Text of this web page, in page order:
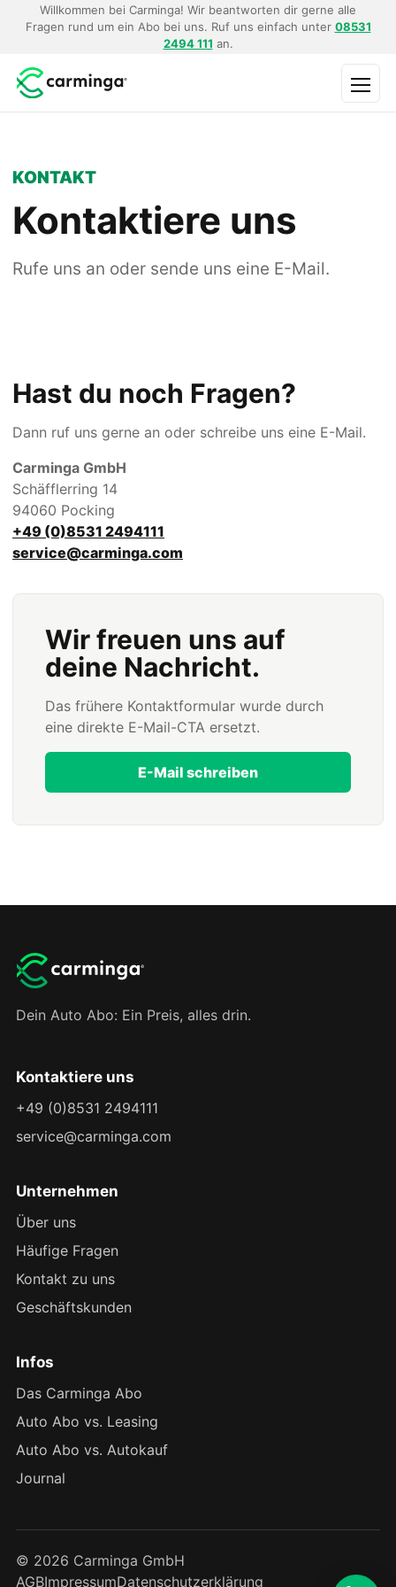
Willkommen bei Carminga! Wir beantworten dir gerne alle
Fragen rund um ein Abo bei uns. Ruf uns einfach unter 08531
2494 111 an.
KONTAKT
Kontaktiere uns
Rufe uns an oder sende uns eine E-Mail.
Hast du noch Fragen?
Dann ruf uns gerne an oder schreibe uns eine E-Mail.
Carminga GmbH
Schäfflerring 14
94060 Pocking
+49 (0)8531 2494111
service@carminga.com
Wir freuen uns auf
deine Nachricht.
Das frühere Kontaktformular wurde durch
eine direkte E-Mail-CTA ersetzt.
E-Mail schreiben
Dein Auto Abo: Ein Preis, alles drin.
Kontaktiere uns
+49 (0)8531 2494111
service@carminga.com
Unternehmen
Über uns
Häufige Fragen
Kontakt zu uns
Geschäftskunden
Infos
Das Carminga Abo
Auto Abo vs. Leasing
Auto Abo vs. Autokauf
Journal
© 2026 Carminga GmbH
AGBImpressumDatenschutzerklärung